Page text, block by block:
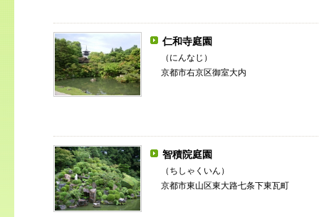
仁和寺庭園
（にんなじ）
京都市右京区御室大内
智積院庭園
（ちしゃくいん）
京都市東山区東大路七条下東瓦町